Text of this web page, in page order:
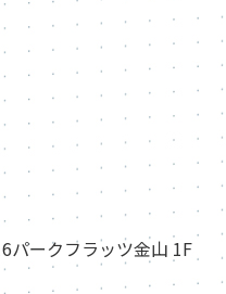
パークフラッツ金山 1F